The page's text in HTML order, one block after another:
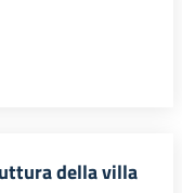
della villa